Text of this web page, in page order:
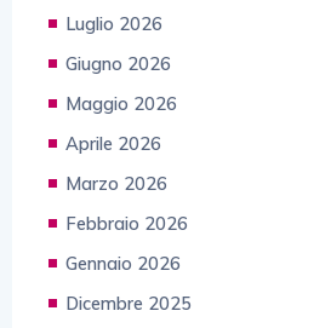
Luglio 2026
Giugno 2026
Maggio 2026
Aprile 2026
Marzo 2026
Febbraio 2026
Gennaio 2026
Dicembre 2025